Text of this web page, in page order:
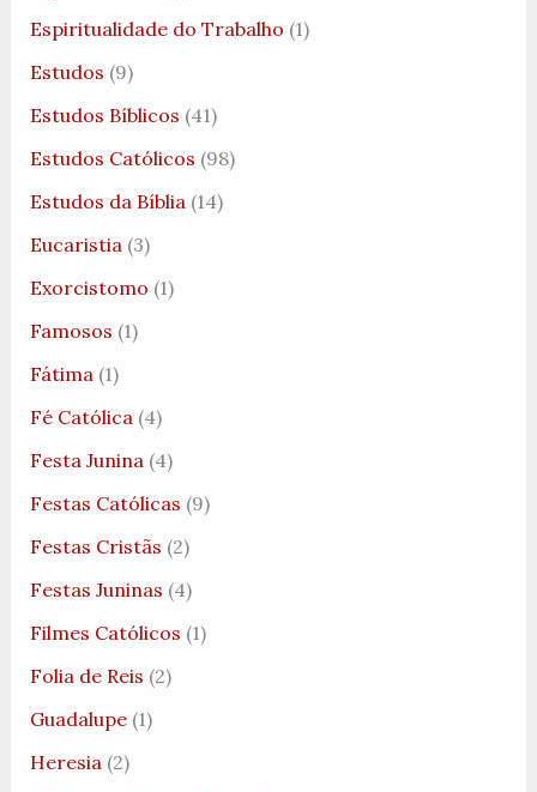
Espiritualidade do Trabalho (1)
Estudos (9)
Estudos Bíblicos (41)
Estudos Católicos (98)
Estudos da Bíblia(14)
Eucaristia(3)
Exorcistomo (1)
Famosos (1)
Fátima(1)
Fé Católica(4)
Festa Junina(4)
Festas Católicas (9)
Festas Cristãs (2)
Festas Juninas (4)
Filmes Católicos (1)
Folia de Reis (2)
Guadalupe(1)
Heresia(2)